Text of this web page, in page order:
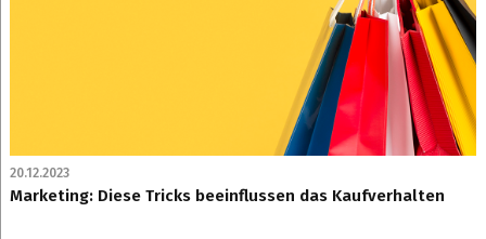
20.12.2023
Marketing: Diese Tricks beeinflussen das Kaufverhalten